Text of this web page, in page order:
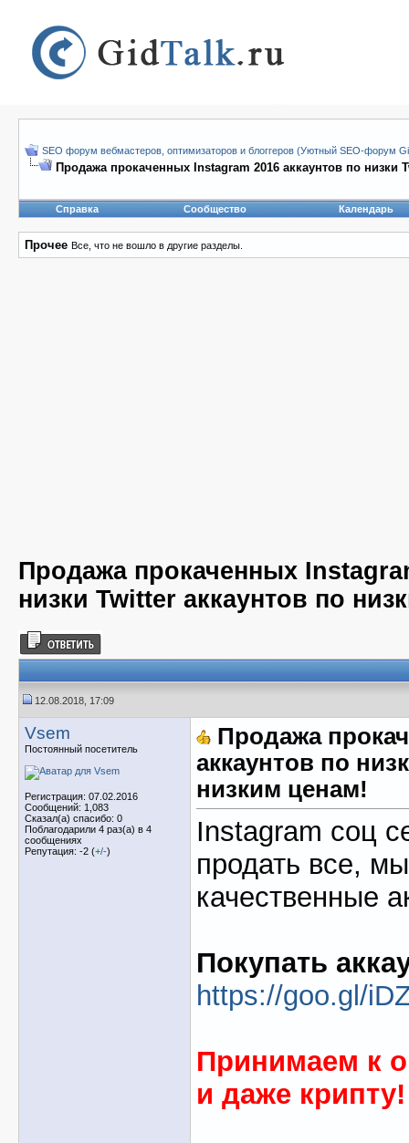
SEO форум вебмастеров, оптимизаторов и блоггеров (Уютный SEO-форум
Продажа прокаченных Instagram 2016 аккаунтов по низки
Справка Сообщество Календарь
Прочее Все, что не вошло в другие разделы.
Продажа прокаченных
низки Twitter аккаунтов по
12.08.2018, 17:09
Vsem
Постоянный посетитель
Регистрация: 07.02.2016
Сообщений: 1,083
Сказал(а) спасибо: 0
Поблагодарили 4 раз(а) в 4
сообщениях
Репутация: -2 (+/-)
Продажа
аккаунтов по
низким ценам!
Instagram соц
продать все,
качественные
Покупать
https://goo.gl/
Принимаем к
и даже крипту!